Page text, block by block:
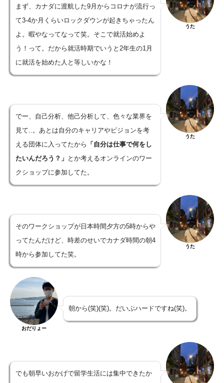
まず、カナダに渡航した9月からコロナが流行っ
て3-4か月くらいロックダウンが起きちゃったん
よ。暇やなってなって笑。そこで就活始めよ
う！って。だから就活時期でいうと2年生の1月
に就活を始めた人と等しいかな！
うた
でー、自己分析、他己分析して、色々な業界を
見て..。あとは自分のキャリアやビジョンを考
える団体に入ってたから 「自分は仕事で何をし
たいんだろう？」 とか考えるオンラインのワー
クショップに参加してた。
うた
そのワークショップが日本時間夕方の5時からや
ってたんだけど、時差のせいでカナダ時間の朝4
時から参加してた笑。
うた
おだりょー
朝から(笑)(笑)。だいぶハードですね(笑)。
でも朝早いおかげで留学生活には集中できたか